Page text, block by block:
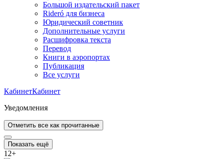
Большой издательский пакет
Rideró для бизнеса
Юридический советник
Дополнительные услуги
Расшифровка текста
Перевод
Книги в аэропортах
Публикация
Все услуги
КабинетКабинет
Уведомления
Отметить все как прочитанные
Показать ещё
12+